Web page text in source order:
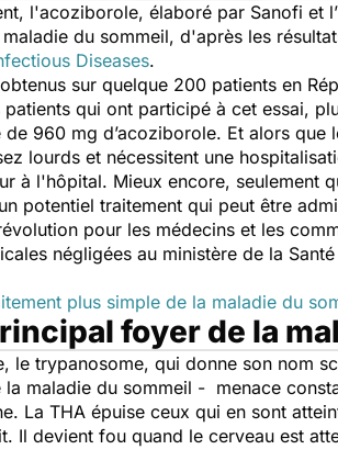
l'acoziborole, élaboré par Sanofi et l’
du sommeil, d'après les
Diseases.
sur quelque 200 patients en
patients qui ont participé à cet essai,
960 mg d’acoziborole. Et alors
lourds et nécessitent une
à l'hôpital. Mieux encore, seulement
potentiel traitement qui peut être
pour les médecins et les
négligées au ministère de la
plus simple de la maladie du
foyer de la
le trypanosome, qui donne son nom
la maladie du sommeil - menace
La THA épuise ceux qui en sont
Il devient fou quand le cerveau est